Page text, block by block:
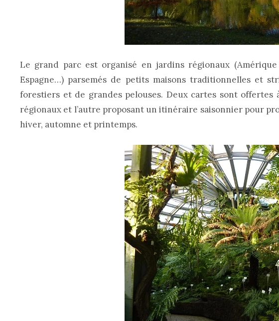
Le grand parc est organisé en jardins régionaux (Amérique
Espagne…) parsemés de petits maisons traditionnelles et
forestiers et de grandes pelouses. Deux cartes sont offertes
régionaux et l’autre proposant un itinéraire saisonnier pour
hiver, automne et printemps.